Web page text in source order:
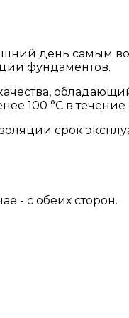
день самым
фундаментов.
100 °C в течение
срок
- с обеих сторон.